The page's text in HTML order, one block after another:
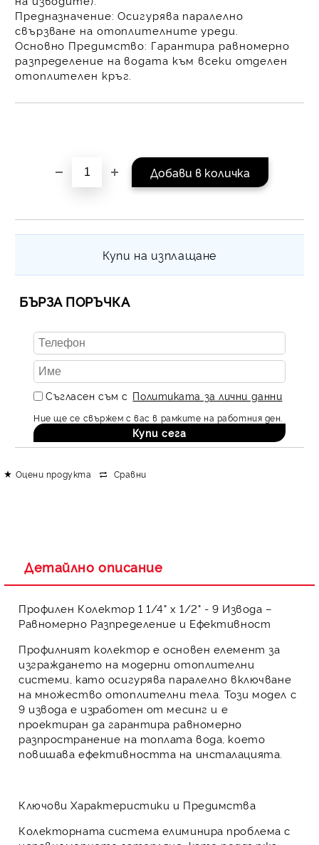
Предназначение: Осигурява паралелно
свързване на отоплителните уреди.
Основно Предимство: Гарантира равномерно
разпределение на водата към всеки отделен
отоплителен кръг.
Купи на изплащане
БЪРЗА ПОРЪЧКА
Съгласен съм с Политиката за лични данни
Ние ще се свържем с вас в рамките на работния ден.
Оцени продукта Сравни
Детайлно описание
Профилен Колектор 1 1/4" х 1/2" - 9 Извода –
Равномерно Разпределение и Ефективност
Профилният колектор е основен елемент за
изграждането на модерниотоплителни
системи , като осигурява паралелно включване
на множество отоплителни тела. Този модел с
9 извода е изработен от месинг и е
проектиран да гарантира равномерно
разпространение на топлата вода , което
повишава ефективността на инсталацията.
Ключови Характеристики и Предимства
Колекторната система елиминира проблема с